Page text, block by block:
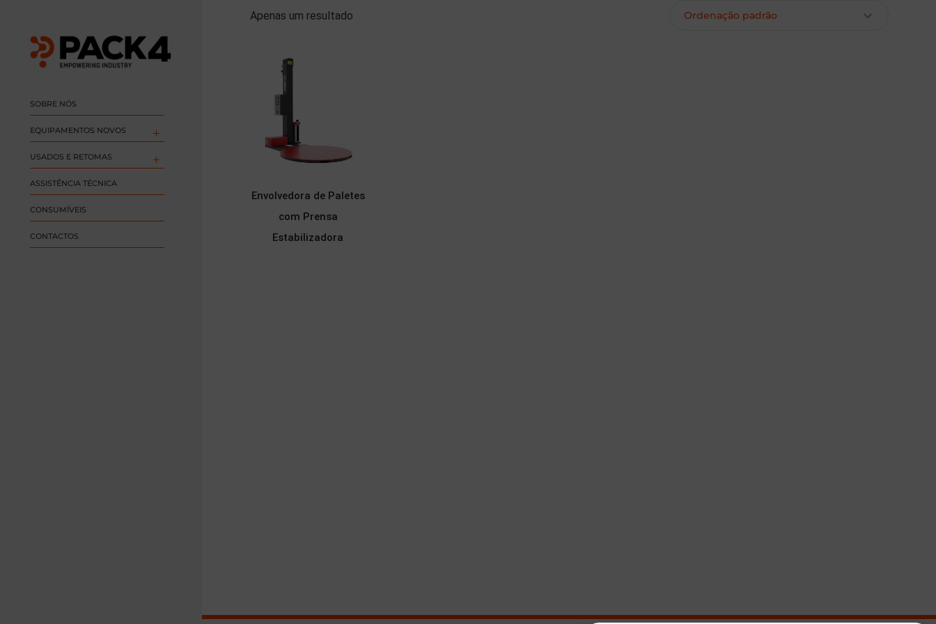
SOBRE NÓS
EQUIPAMENTOS NOVOS
USADOS E RETOMAS
ASSISTÊNCIA TÉCNICA
CONSUMÍVEIS
CONTACTOS
Apenas um resultado
Envolvedora de Paletes
com Prensa
Estabilizadora